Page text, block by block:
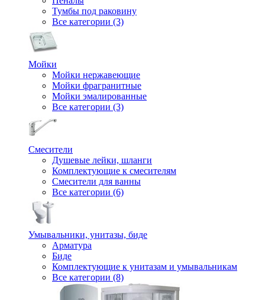
Тумбы под раковину
Все категории (3)
Мойки
Мойки нержавеющие
Мойки фрагранитные
Мойки эмалированные
Все категории (3)
Смесители
Душевые лейки, шланги
Комплектующие к смесителям
Смесители для ванны
Все категории (6)
Умывальники, унитазы, биде
Арматура
Биде
Комплектующие к унитазам и умывальникам
Все категории (8)